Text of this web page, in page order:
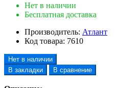
Нет в наличии
Бесплатная доставка
Производитель: Атлант
Код товара: 7610
Нет в наличии
В закладки
В сравнение